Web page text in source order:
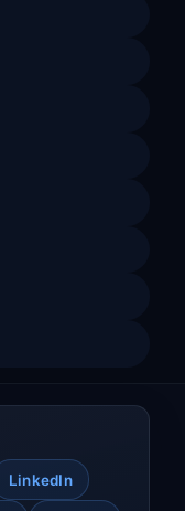
LinkedIn